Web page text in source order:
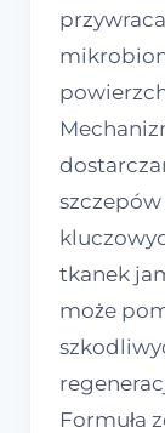
tkanek
może
Formuła